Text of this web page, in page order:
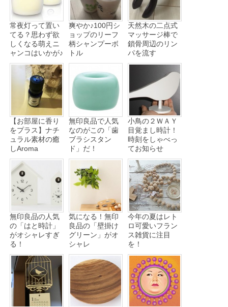
常夜灯って置い
てる？思わず欲
しくなる萌えニ
ャンコはいかが♪
爽やか♪100円シ
ョップのリーフ
柄シャンプーボ
トル
天然木の二点式
マッサージ棒で
鎖骨周辺のリン
パを流す
【お部屋に香り
をプラス】ナチ
ュラル素材の癒
しAroma
無印良品で人気
なのがこの「歯
ブラシスタン
ド」だ！
小鳥の２ＷＡＹ
目覚まし時計！
時刻をしゃべっ
てお知らせ
無印良品の人気
の「はと時計」
がオシャレすぎ
る！
気になる！無印
良品の「壁掛け
グリーン」がオ
シャレ
今年の夏はレト
ロ可愛いフラン
ス雑貨に注目
を！